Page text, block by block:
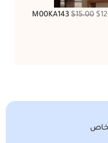
M00KA143 $15.00 $